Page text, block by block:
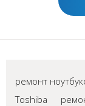
ремонт
Toshiba